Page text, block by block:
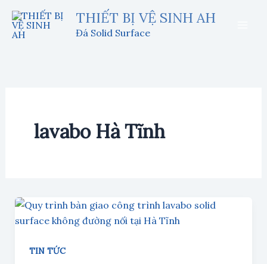
nội
THIẾT BỊ VỆ SINH AH
Đá Solid Surface
lavabo Hà Tĩnh
TIN TỨC